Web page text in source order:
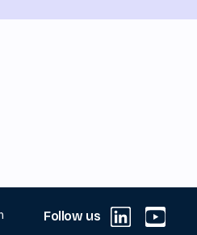
Follow us